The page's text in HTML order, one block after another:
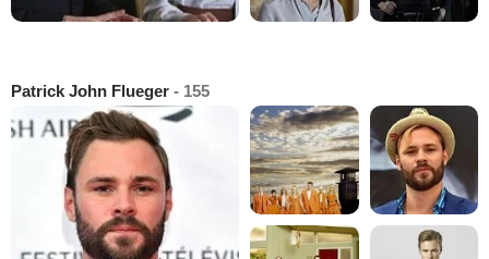
Patrick John Flueger - 155